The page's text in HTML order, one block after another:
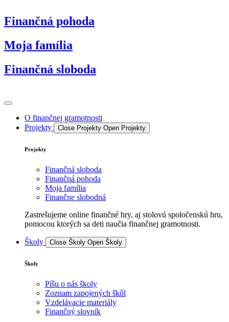
na
obsah
Finančná pohoda
Moja família
Finančná sloboda
O finančnej gramotnosti
Projekty
Close Projekty Open Projekty
Projekty
Finančná sloboda
Finančná pohoda
Moja família
Finančne slobodná
Zastrešujeme online finančné hry, aj stolovú spoločenskú hru,
pomocou ktorých sa deti naučia finančnej gramotnosti.
Školy Close Školy Open Školy
Školy
Píšu o nás školy
Zoznam zapojených škôl
Vzdelávacie materiály
Finančný slovník